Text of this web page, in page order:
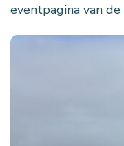
eventpagina van de